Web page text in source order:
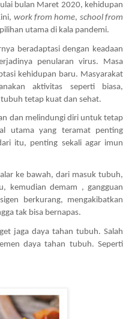
bulan Maret 2020, kehidupan
work from home, school from
utama di kala pandemi.
beradaptasi dengan keadaan
penularan virus. Masa
kehidupan baru. Masyarakat
aktivitas seperti biasa,
tetap kuat dan sehat.
dan melindungi diri untuk tetap
utama yang teramat penting
itu, penting sekali agar imun
ke bawah, dari masuk tubuh,
kemudian demam , gangguan
berkurang, mengakibatkan
tak bisa bernapas.
jaga daya tahan tubuh. Salah
daya tahan tubuh. Seperti